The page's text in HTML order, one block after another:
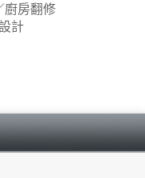
廚房翻修
計